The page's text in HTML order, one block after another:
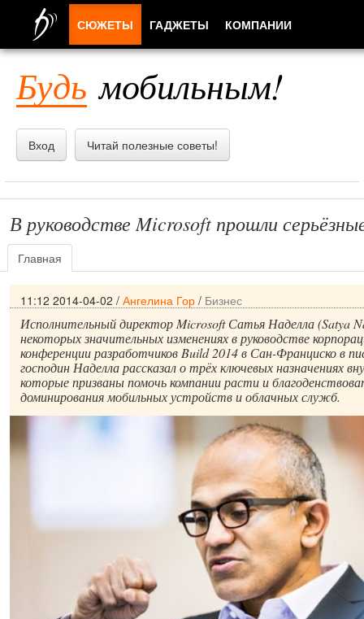
Будь мобильным!
Вход Читай полезные советы!
В руководстве Microsoft прошли
Главная
11:12 2014-04-02 / Ангелина Гор / Бизнес
Исполнительный директор Microsoft Сатья Наделла (Satya
некоторых значительных изменениях в руководстве
конференции разработчиков Build 2014 в Сан-Франциско в
господин Наделла рассказал о трёх ключевых назначениях
которые призваны помочь компании расти и
доминирования мобильных устройств и облачных служб.
СЮЖЕТЫ ГАДЖЕТЫ КОМПАНИИ
ПРИЛОЖЕНИЯ